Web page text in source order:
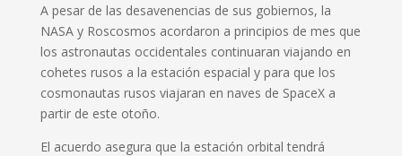
A pesar de las desavenencias de sus gobiernos, la
NASA y Roscosmos acordaron a principios de mes que
los astronautas occidentales continuaran viajando en
cohetes rusos a la estación espacial y para que los
cosmonautas rusos viajaran en naves de SpaceX a
partir de este otoño.
El acuerdo asegura que la estación orbital tendrá